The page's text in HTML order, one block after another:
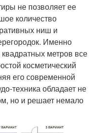
не позволяет ее
количество
ниш и
Именно
метров все
косметический
его современной
техника обладает не
но и решает немало